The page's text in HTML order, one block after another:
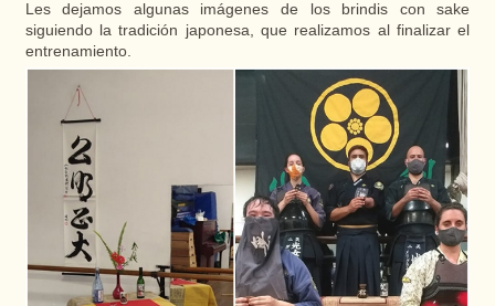
Les dejamos algunas imágenes de los brindis con sake
siguiendo la tradición japonesa, que realizamos al finalizar el
entrenamiento.